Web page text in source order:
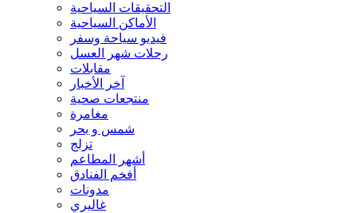
التحقيقات السياحية
الأماكن السياحية
فيديو سياحة وسفر
رحلات شهر العسل
مقابلات
آخر الأخبار
منتجعات صحية
مغامرة
شمس و بحر
تزلج
أشهر المطاعم
أفخم الفنادق
مدونات
غاليري